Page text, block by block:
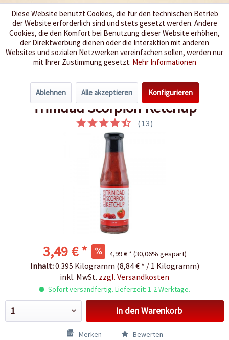
Wir würzen Ihr Leben
Menü
Übersicht Barbeque Sossen
Trinidad Scorpion Ketchup
(13)
3,49 € * 4,99 € *(30,06% gespart)
Inhalt:0.395 Kilogramm (8,84 € * / 1 Kilogramm)
inkl. MwSt. zzgl. Versandkosten
Sofort versandfertig. Lieferzeit: 1-2 Werktage.
In denWarenkorb
Merken Bewerten
Diese Website benutzt Cookies, die für den technischen Betrieb
der Website erforderlich sind und stets gesetzt werden. Andere
Cookies, die den Komfort bei Benutzung dieser Website erhöhen,
der Direktwerbung dienen oder die Interaktion mit anderen
Websites und sozialen Netzwerken vereinfachen sollen, werden nur
mit Ihrer Zustimmung gesetzt. Mehr Informationen
Ablehnen Alle akzeptieren Konfigurieren